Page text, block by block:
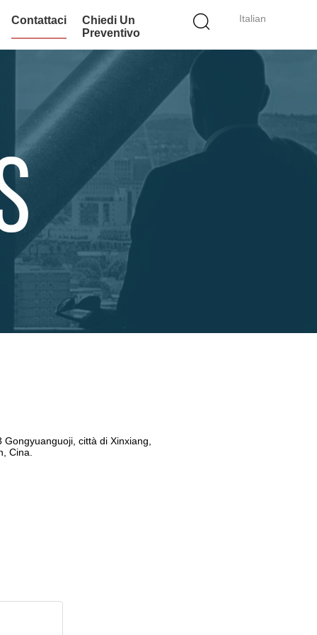
Italian
Contattaci
Chiedi Un
Preventivo
Gongyuanguoji, città di Xinxiang,
Cina.